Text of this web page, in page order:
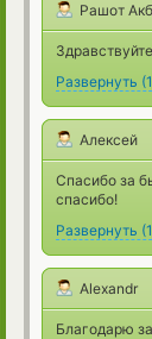
Рашот
Развернуть (1
Алексей
Спасибо за
спасибо!
Развернуть (1
Alexandr
Благодарю